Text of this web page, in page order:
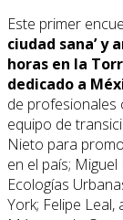
Este primer
ciudad sana’ y
horas en la
dedicado a
de profesionales
equipo de
Nieto para
en el país;
Ecologías
York; Felipe